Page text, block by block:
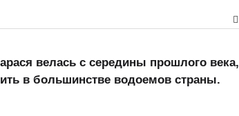
велась с середины прошлого века,
в большинстве водоемов страны.